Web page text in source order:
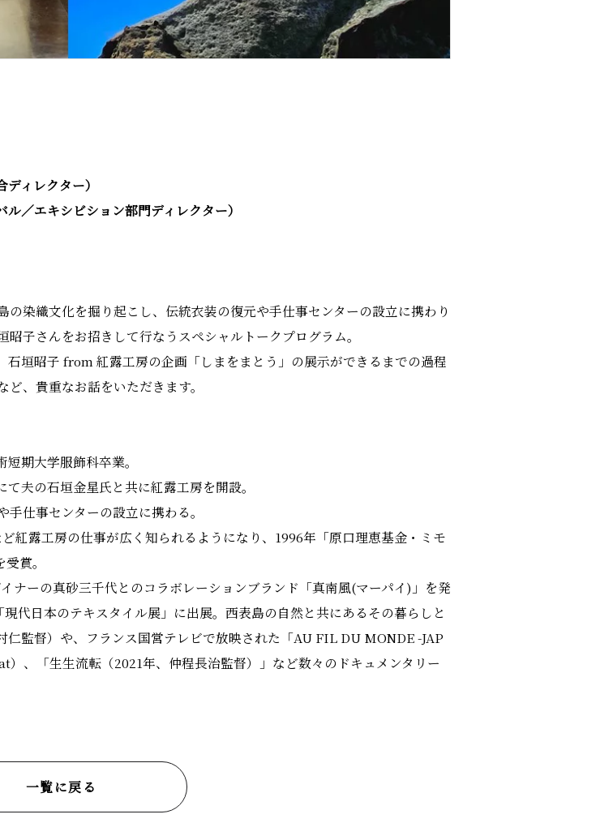
ィレクター）
／エキシビション部門ディレクター）
染織文化を掘り起こし、伝統衣装の復元や手仕事センターの設立に携わり
子さんをお招きして行なうスペシャルトークプログラム。
垣昭子 from 紅露工房の企画「しまをまとう」の展示ができるまでの過程
、貴重なお話をいただきます。
期大学服飾科卒業。
夫の石垣金星氏と共に紅露工房を開設。
仕事センターの設立に携わる。
紅露工房の仕事が広く知られるようになり、1996年「原口理恵基金・ミモ
賞。
ナーの真砂三千代とのコラボレーションブランド「真南風(マーパイ)」を発
代日本のテキスタイル展」に出展。西表島の自然と共にあるその暮らしと
監督）や、フランス国営テレビで放映された「AU FIL DU MONDE -JAP
、「生生流転（2021年、仲程長治監督）」など数々のドキュメンタリー
一覧に戻る